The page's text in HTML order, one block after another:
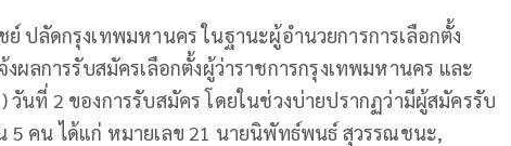
ปลัดกรุงเทพมหานคร ในฐานะผู้อำนวยการการเลือกตั้ง
ผลการรับสมัครเลือกตั้งผู้ว่าราชการกรุงเทพมหานคร และ
วันที่ 2 ของการรับสมัคร โดยในช่วงบ่ายปรากฏว่ามีผู้สมัครรับ
5 คน ได้แก่ หมายเลข 21 นายนิพัทธ์พนธ์ สุวรรณชนะ,